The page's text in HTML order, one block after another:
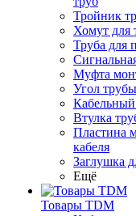
Тройник
Хомут для
Труба для
Муфта
Угол
Втулка
Пластина
кабеля
Заглушка
Ещё
Товары TDM